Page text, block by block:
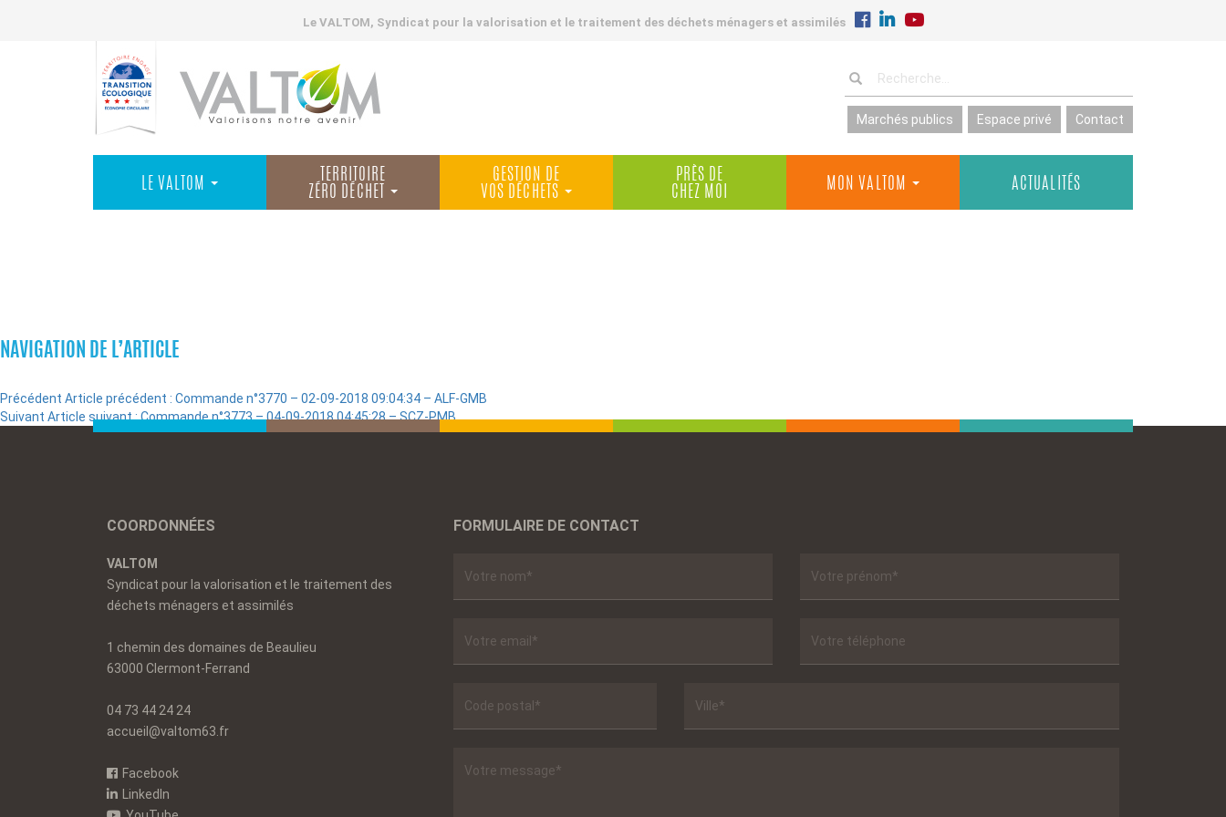
Le VALTOM, Syndicat pour la valorisation et le traitement des déchets ménagers et assimilés
Marchés publics Espace privé Contact
LE VALTOM
TERRITOIRE
ZÉRO DÉCHET
GESTION DE
VOS DÉCHETS
PRÈS DE
CHEZ MOI
MON VALTOM ACTUALITÉS
NAVIGATION DE L’ARTICLE
Précédent Article précédent : Commande n°3770 – 02-09-2018 09:04:34 – ALF-GMB
Suivant Article suivant :Commande n°3773 – 04-09-2018 04:45:28 – SCZ-PMB
COORDONNÉES
VALTOM
Syndicat pour la valorisation et le traitement des
déchets ménagers et assimilés
1 chemin des domaines de Beaulieu
63000 Clermont-Ferrand
04 73 44 24 24
accueil@valtom63.fr
Facebook
LinkedIn
FORMULAIRE DE CONTACT